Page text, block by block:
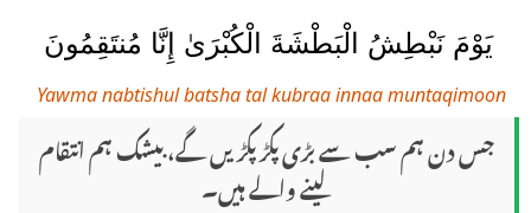
يَوْمَ نَبْطِشُ الْبَطْشَةَ الْكُبْرَىٰ إِنَّا مُنتَقِمُونَ
Yawma nabtishul batsha tal kubraa innaa muntaqimoon
جس دن ہم سب سے بڑی پکڑ پکڑیں گے، بیشک ہم انتقام
لینے والے ہیں۔